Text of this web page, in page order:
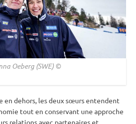
Oeberg (SWE) ©
en dehors, les deux sœurs entendent
tout en conservant une approche
relations avec partenaires et